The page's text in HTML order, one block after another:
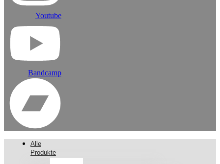
Youtube
Bandcamp
Alle
Produkte